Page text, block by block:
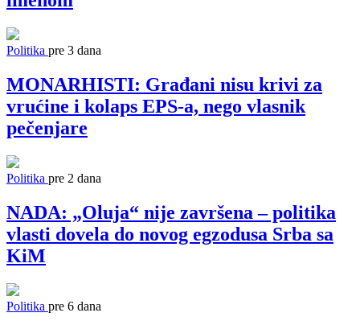
Politika pre 3 dana
MONARHISTI: Građani nisu krivi za
vrućine i kolaps EPS-a, nego vlasnik
pečenjare
Politika pre 2 dana
NADA: „Oluja“ nije završena – politika
vlasti dovela do novog egzodusa Srba sa
KiM
Politika pre 6 dana